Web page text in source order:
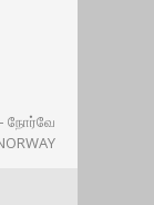
நோர்வே